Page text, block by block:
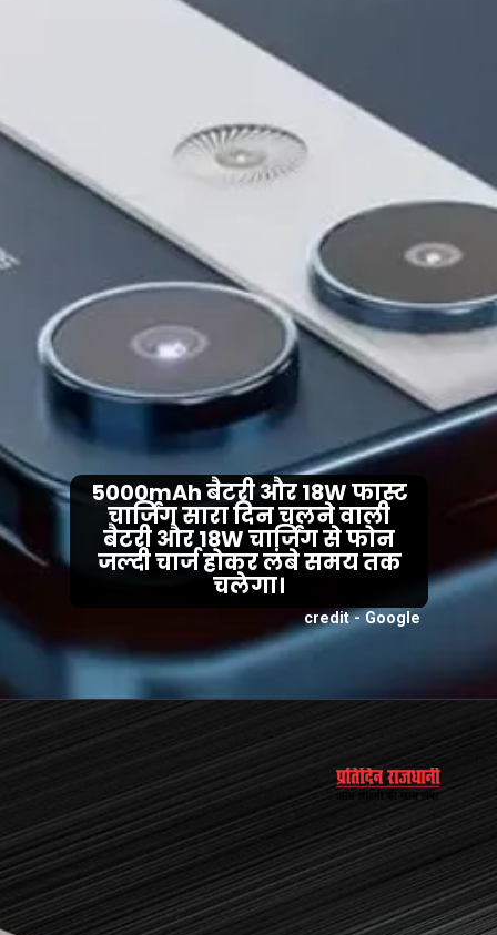
credit - Google
5000mAh बैटरी और 18W फास्ट
चार्जिंग सारा दिन चलने वाली
बैटरी और 18W चार्जिंग से फोन
जल्दी चार्ज होकर लंबे समय तक
चलेगा।